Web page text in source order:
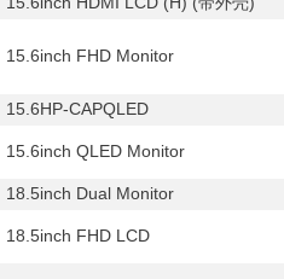
15.6inch FHD Monitor
15.6HP-CAPQLED
15.6inch QLED Monitor
18.5inch Dual Monitor
18.5inch FHD LCD